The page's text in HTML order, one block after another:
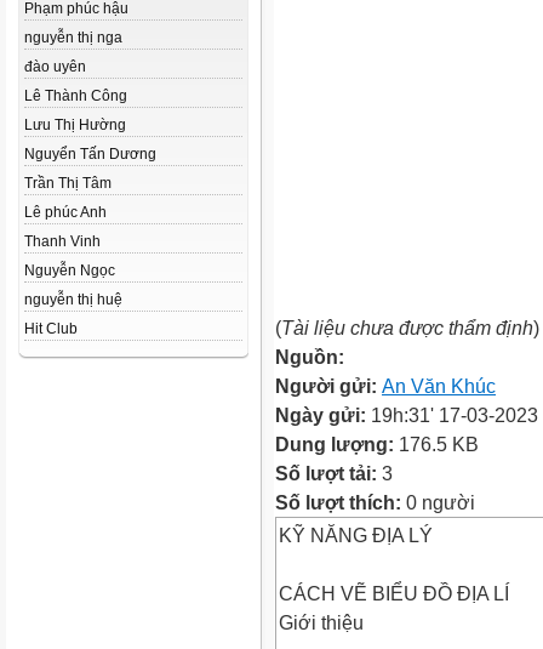
Phạm phúc hậu
nguyễn thị nga
đào uyên
Lê Thành Công
Lưu Thị Hường
Nguyển Tấn Dương
Trần Thị Tâm
Lê phúc Anh
Thanh Vinh
Nguyễn Ngọc
nguyễn thị huệ
Hit Club
(Tài liệu chưa được thẩm định)
Nguồn:
Người gửi: An Văn Khúc
Ngày gửi: 19h:31' 17-03-2023
Dung lượng: 176.5 KB
Số lượt tải: 3
Số lượt thích: 0 người
KỸ NĂNG ĐỊA LÝ
CÁCH VẼ BIỂU ĐỒ ĐỊA LÍ
Giới thiệu